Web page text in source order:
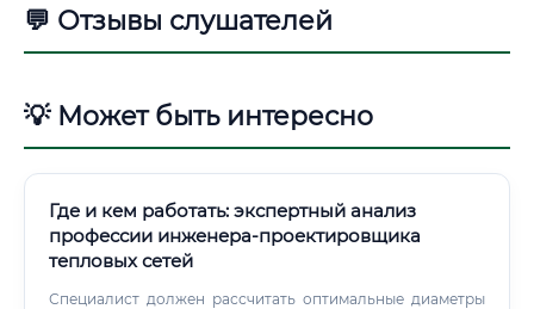
💬 Отзывы слушателей
💡 Может быть интересно
Где и кем работать: экспертный анализ
профессии инженера-проектировщика
тепловых сетей
Специалист должен рассчитать оптимальные диаметры